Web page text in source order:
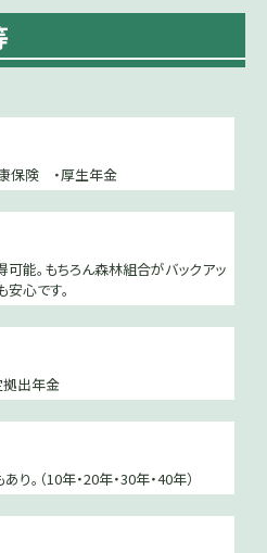
保険 ・厚生年金
能。もちろん森林組合がバックアッ
安心です。
出年金
。（10年・20年・30年・40年）